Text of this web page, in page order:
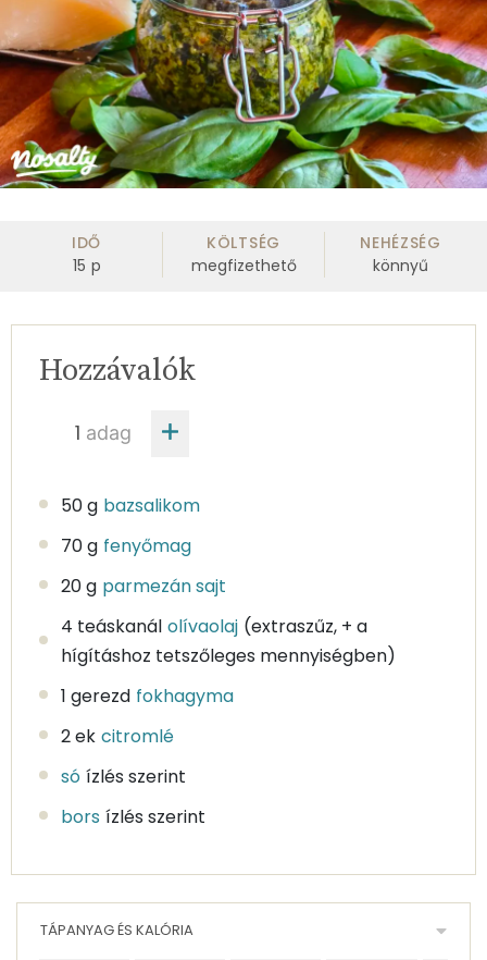
IDŐ
15 p
KÖLTSÉG
megfizethető
NEHÉZSÉG
könnyű
adag
Hozzávalók
50 g bazsalikom
70 g fenyőmag
20 g parmezán sajt
4 teáskanál olívaolaj (extraszűz, + a
hígításhoz tetszőleges mennyiségben)
1 gerezd fokhagyma
2 ek citromlé
só ízlés szerint
bors ízlés szerint
TÁPANYAG ÉS KALÓRIA